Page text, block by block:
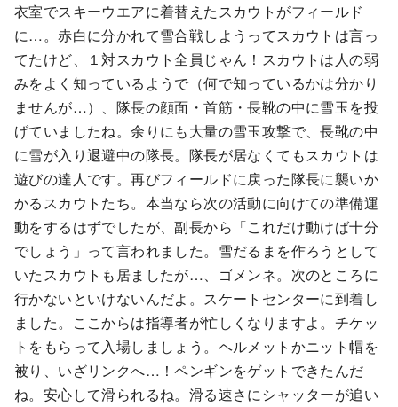
衣室でスキーウエアに着替えたスカウトがフィールド
に…。赤白に分かれて雪合戦しようってスカウトは言っ
てたけど、１対スカウト全員じゃん！スカウトは人の弱
みをよく知っているようで（何で知っているかは分かり
ませんが…）、隊長の顔面・首筋・長靴の中に雪玉を投
げていましたね。余りにも大量の雪玉攻撃で、長靴の中
に雪が入り退避中の隊長。隊長が居なくてもスカウトは
遊びの達人です。再びフィールドに戻った隊長に襲いか
かるスカウトたち。本当なら次の活動に向けての準備運
動をするはずでしたが、副長から「これだけ動けば十分
でしょう」って言われました。雪だるまを作ろうとして
いたスカウトも居ましたが…、ゴメンネ。次のところに
行かないといけないんだよ。スケートセンターに到着し
ました。ここからは指導者が忙しくなりますよ。チケッ
トをもらって入場しましょう。ヘルメットかニット帽を
被り、いざリンクへ…！ペンギンをゲットできたんだ
ね。安心して滑られるね。滑る速さにシャッターが追い